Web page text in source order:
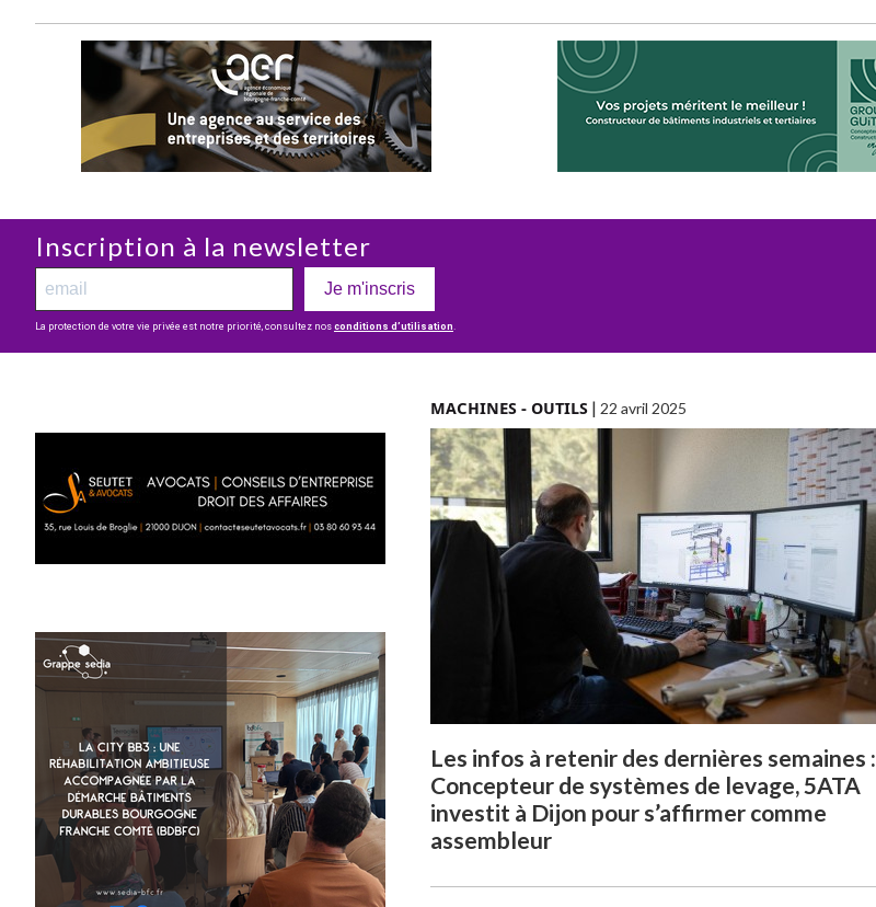
Inscription à la newsletter
Je m'inscris
La protection de votre vie privée est notre priorité, consultez nos conditions d’utilisation
MACHINES - OUTILS | 22 avril 2025
Les infos à retenir des dernières semaines :
Concepteur de systèmes de levage, 5ATA
investit à Dijon pour s’affirmer comme
assembleur